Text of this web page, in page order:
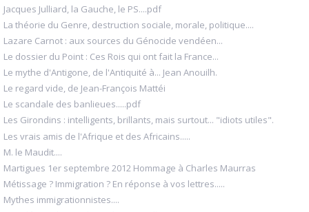
Jacques Julliard, la Gauche, le PS....pdf
La théorie du Genre, destruction sociale, morale, politique....
Lazare Carnot : aux sources du Génocide vendéen...
Le dossier du Point : Ces Rois qui ont fait la France...
Le mythe d'Antigone, de l'Antiquité à... Jean Anouilh.
Le regard vide, de Jean-François Mattéi
Le scandale des banlieues.....pdf
Les Girondins : intelligents, brillants, mais surtout... "idiots utiles".
Les vrais amis de l'Afrique et des Africains.....
M. le Maudit....
Martigues 1er septembre 2012 Hommage à Charles Maurras
Métissage ? Immigration ? En réponse à vos lettres.....
Mythes immigrationnistes....